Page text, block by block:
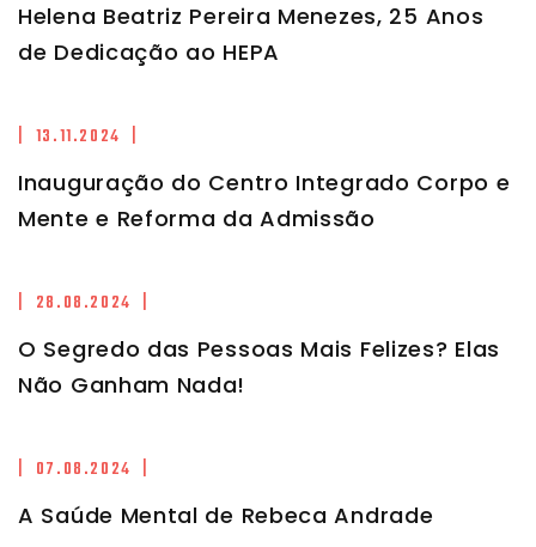
Helena Beatriz Pereira Menezes, 25 Anos
de Dedicação ao HEPA
| 13.11.2024 |
Inauguração do Centro Integrado Corpo e
Mente e Reforma da Admissão
| 28.08.2024 |
O Segredo das Pessoas Mais Felizes? Elas
Não Ganham Nada!
| 07.08.2024 |
A Saúde Mental de Rebeca Andrade